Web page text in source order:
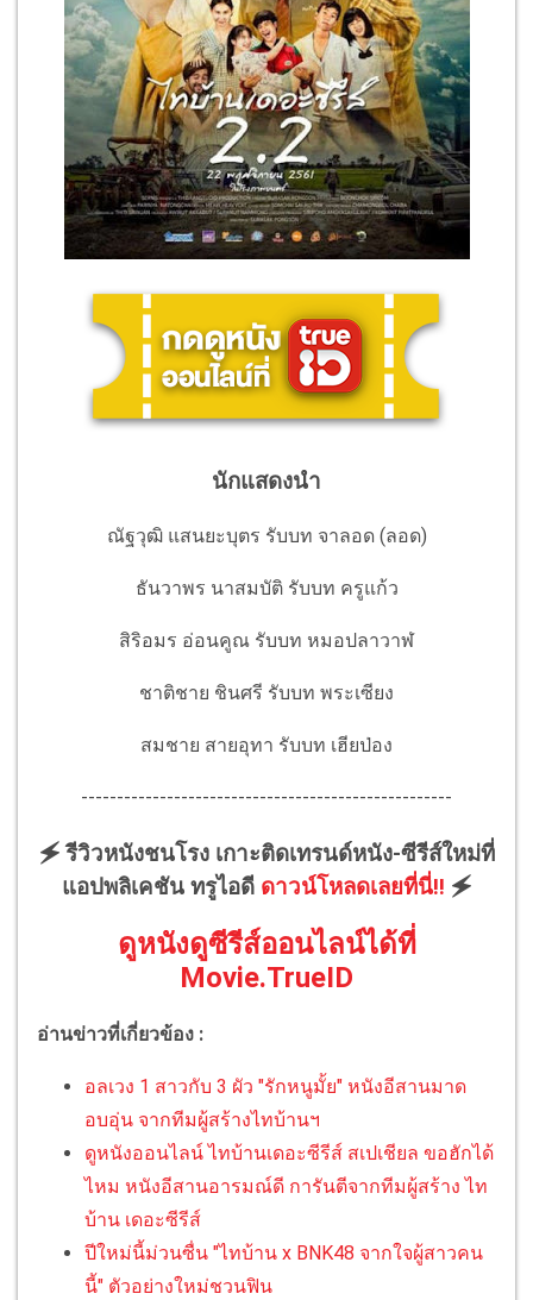
นักแสดงนำ
ณัฐวุฒิ แสนยะบุตร รับบท จาลอด (ลอด)
ธันวาพร นาสมบัติ รับบท ครูแก้ว
สิริอมร อ่อนคูณ รับบท หมอปลาวาฬ
ชาติชาย ชินศรี รับบท พระเซียง
สมชาย สายอุทา รับบท เฮียป่อง
----------------------------------------------------
🗲 รีวิวหนังชนโรง เกาะติดเทรนด์หนัง-ซีรีส์ใหม่ที่
แอปพลิเคชัน ทรูไอดี ดาวน์โหลดเลยที่นี่!! 🗲
ดูหนังดูซีรีส์ออนไลน์ได้ที่
Movie.TrueID
อ่านข่าวที่เกี่ยวข้อง :
อลเวง 1 สาวกับ 3 ผัว "รักหนูมั้ย" หนังอีสานมาด
อบอุ่น จากทีมผู้สร้างไทบ้านฯ
ดูหนังออนไลน์ ไทบ้านเดอะซีรีส์ สเปเชียล ขอฮักได้
ไหม หนังอีสานอารมณ์ดี การันตีจากทีมผู้สร้าง ไท
บ้าน เดอะซีรีส์
ปีใหม่นี้ม่วนซื่น "ไทบ้าน x BNK48 จากใจผู้สาวคน
นี้" ตัวอย่างใหม่ชวนฟิน